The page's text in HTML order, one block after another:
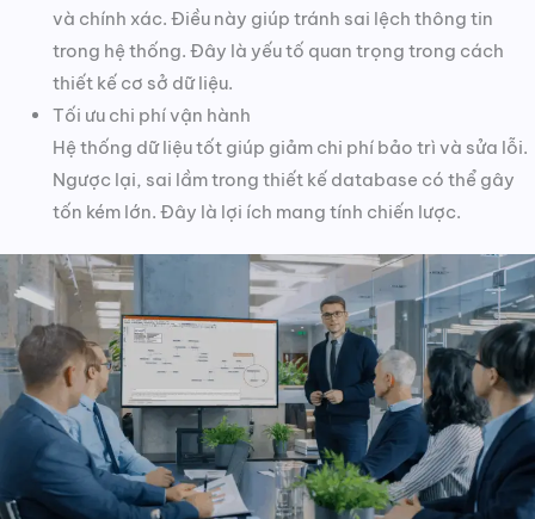
và chính xác. Điều này giúp tránh sai lệch thông tin
trong hệ thống. Đây là yếu tố quan trọng trong cách
thiết kế cơ sở dữ liệu.
Tối ưu chi phí vận hành
Hệ thống dữ liệu tốt giúp giảm chi phí bảo trì và sửa lỗi.
Ngược lại, sai lầm trong thiết kế database có thể gây
tốn kém lớn. Đây là lợi ích mang tính chiến lược.